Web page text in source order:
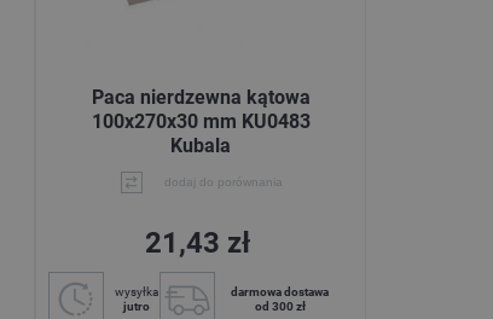
Paca nierdzewna kątowa
100x270x30 mm KU0483
Kubala
dodaj do porównania
21,43 zł
wysyłka
jutro
darmowa dostawa
od 300 zł